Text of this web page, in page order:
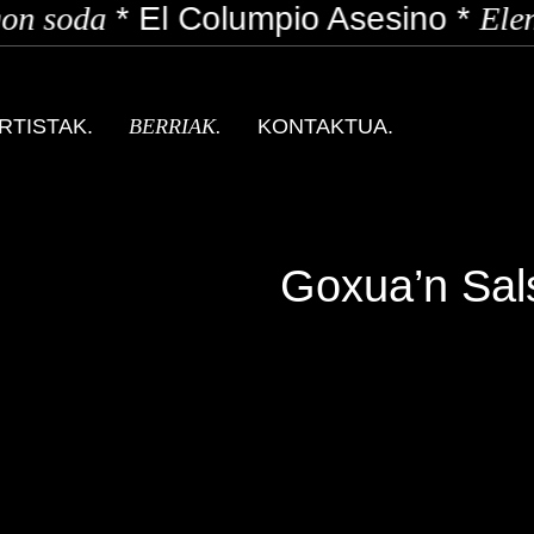
soda*El Columpio Asesino*
BERRIAK. KONTAKTUA.
Goxua’n